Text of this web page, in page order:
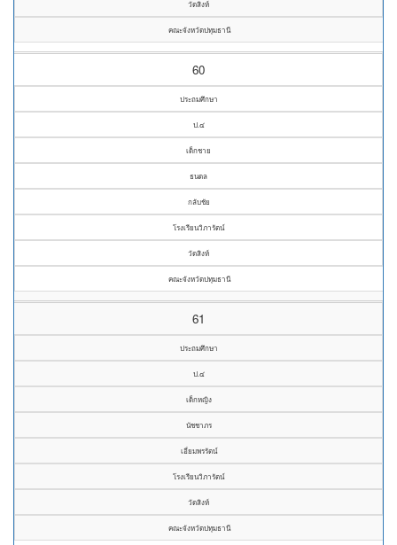
วัดสิงห์
คณะจังหวัดปทุมธานี
60
ประถมศึกษา
ป.๔
เด็กชาย
ธนดล
กลับชัย
โรงเรียนวิภารัตน์
วัดสิงห์
คณะจังหวัดปทุมธานี
61
ประถมศึกษา
ป.๔
เด็กหญิง
นัชชาภร
เอี่ยมพรรัตน์
โรงเรียนวิภารัตน์
วัดสิงห์
คณะจังหวัดปทุมธานี